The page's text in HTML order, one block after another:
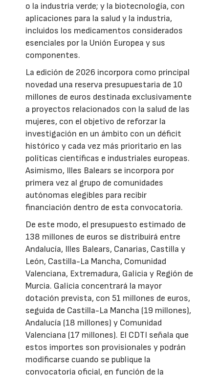
o la industria verde; y la biotecnología, con
aplicaciones para la salud y la industria,
incluidos los medicamentos considerados
esenciales por la Unión Europea y sus
componentes.
La edición de 2026 incorpora como principal
novedad una reserva presupuestaria de 10
millones de euros destinada exclusivamente
a proyectos relacionados con la salud de las
mujeres, con el objetivo de reforzar la
investigación en un ámbito con un déficit
histórico y cada vez más prioritario en las
políticas científicas e industriales europeas.
Asimismo, Illes Balears se incorpora por
primera vez al grupo de comunidades
autónomas elegibles para recibir
financiación dentro de esta convocatoria.
De este modo, el presupuesto estimado de
138 millones de euros se distribuirá entre
Andalucía, Illes Balears, Canarias, Castilla y
León, Castilla-La Mancha, Comunidad
Valenciana, Extremadura, Galicia y Región de
Murcia. Galicia concentrará la mayor
dotación prevista, con 51 millones de euros,
seguida de Castilla-La Mancha (19 millones),
Andalucía (18 millones) y Comunidad
Valenciana (17 millones). El CDTI señala que
estos importes son provisionales y podrán
modificarse cuando se publique la
convocatoria oficial, en función de la